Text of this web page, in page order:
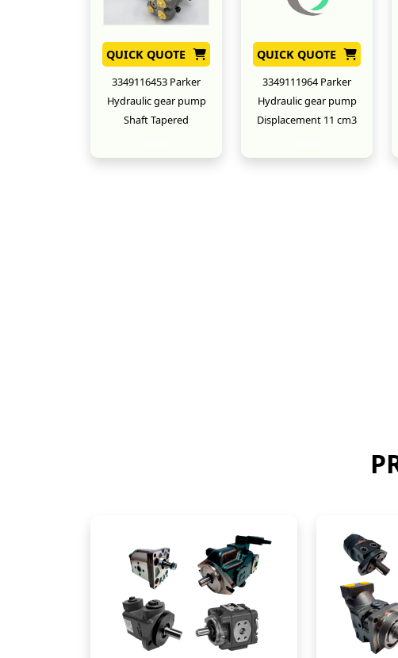
QUICK QUOTE
3349116453 Parker
Hydraulic gear pump
Shaft Tapered
QUICK QUOTE
3349111964 Parker
Hydraulic gear pump
Displacement 11 cm3